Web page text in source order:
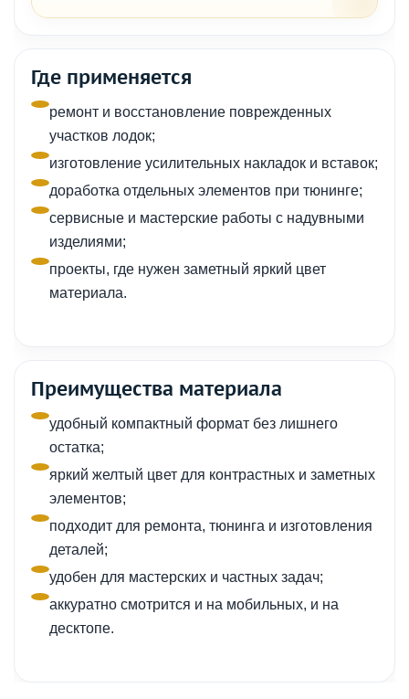
Где применяется
ремонт и восстановление поврежденных
участков лодок;
изготовление усилительных накладок и вставок;
доработка отдельных элементов при тюнинге;
сервисные и мастерские работы с надувными
изделиями;
проекты, где нужен заметный яркий цвет
материала.
Преимущества материала
удобный компактный формат без лишнего
остатка;
яркий желтый цвет для контрастных и заметных
элементов;
подходит для ремонта, тюнинга и изготовления
деталей;
удобен для мастерских и частных задач;
аккуратно смотрится и на мобильных, и на
десктопе.